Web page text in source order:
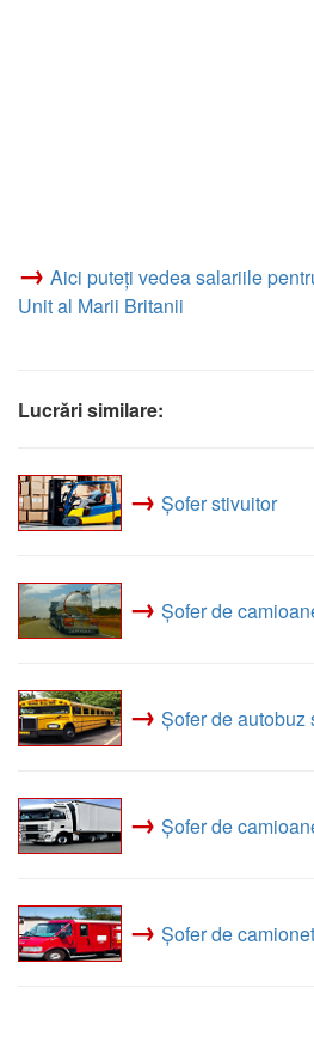
→ Aici puteți vedea salariile
Unit al Marii Britanii
Lucrări similare:
→ Șofer stivuitor
→ Șofer de
→ Șofer de autobuz
→ Șofer de
→ Șofer de